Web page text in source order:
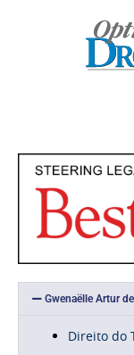
Gwenaëlle Artur
Direito do